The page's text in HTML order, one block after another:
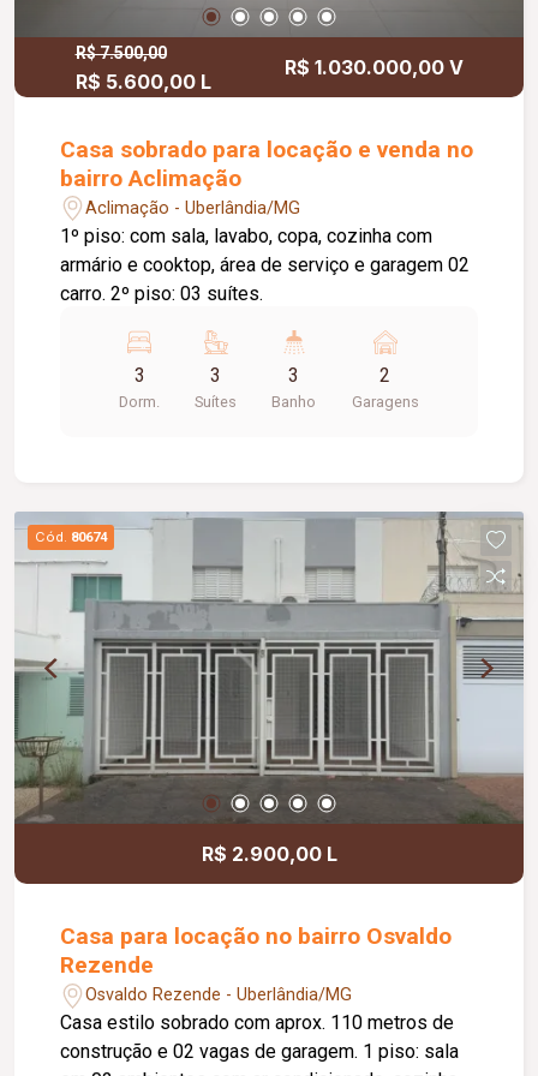
R$ 7.500,00
R$ 5.600,00 L
R$ 1.030.000,00 V
Casa sobrado para locação e venda no
bairro Aclimação
Aclimação - Uberlândia/MG
1º piso: com sala, lavabo, copa, cozinha com
armário e cooktop, área de serviço e garagem 02
carro. 2º piso: 03 suítes.
3
Dorm.
3
Suítes
3
Banho
2
Garagens
Cód. 80674
R$ 2.900,00 L
Casa para locação no bairro Osvaldo
Rezende
Osvaldo Rezende - Uberlândia/MG
Casa estilo sobrado com aprox. 110 metros de
construção e 02 vagas de garagem. 1 piso: sala